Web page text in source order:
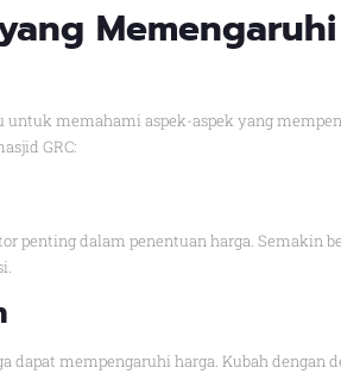
memahami aspek-aspek yang
GRC:
penting dalam penentuan harga.
dapat mempengaruhi harga. Kubah